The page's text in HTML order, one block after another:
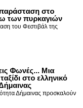
στο
των πυρκαγιών
του Φεστιβάλ της
Φωνές... Μια
στο ελληνικό
Δήμαινας προσκαλούν